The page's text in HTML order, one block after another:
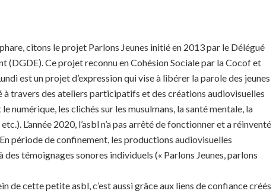
citons le projet Parlons Jeunes initié en 2013 par le Délégué
(DGDE). Ce projet reconnu en Cohésion Sociale par la Cocof et
est un projet d’expression qui vise à libérer la parole des jeunes
à travers des ateliers participatifs et des créations audiovisuelles
numérique, les clichés sur les musulmans, la santé mentale, la
L’année 2020, l’asbl n’a pas arrêté de fonctionner et a réinventé
période de confinement, les productions audiovisuelles
témoignages sonores individuels (« Parlons Jeunes, parlons
de cette petite asbl, c’est aussi grâce aux liens de confiance créés